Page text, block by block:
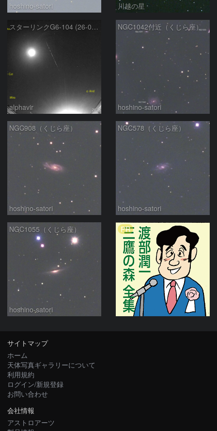
hoshino-satori 川越の星
スターリンクG6-104 (26-02-23)
alphavir
NGC1042付近（くじら座）
hoshino-satori
NGC908（くじら座）
hoshino-satori
NGC578（くじら座）
hoshino-satori
NGC1055（くじら座）
hoshino-satori
PR
サイトマップ
ホーム
天体写真ギャラリーについて
利用規約
ログイン/新規登録
お問い合わせ
会社情報
アストロアーツ